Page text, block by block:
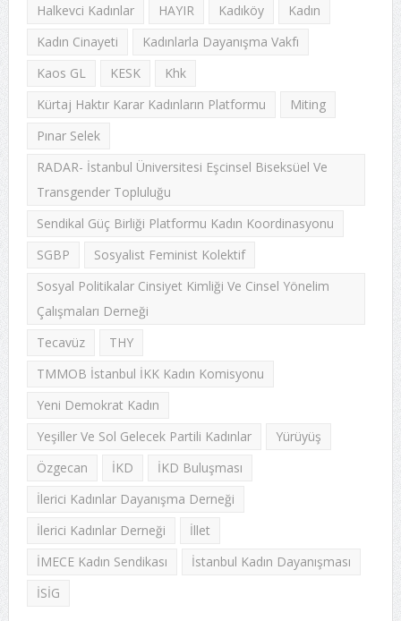
Halkevci Kadınlar
HAYIR Kadıköy
Kadın
Kadın Cinayeti
Kadınlarla Dayanışma Vakfı
Kaos GL
KESK
Khk
Kürtaj Haktır Karar Kadınların Platformu
Miting
Pınar Selek
RADAR- İstanbul Üniversitesi Eşcinsel Biseksüel Ve
Transgender Topluluğu
Sendikal Güç Birliği Platformu Kadın Koordinasyonu
SGBP
Sosyalist Feminist Kolektif
Sosyal Politikalar Cinsiyet Kimliği Ve Cinsel Yönelim
Çalışmaları Derneği
Tecavüz
THY
TMMOB İstanbul İKK Kadın Komisyonu
Yeni Demokrat Kadın
Yeşiller Ve Sol Gelecek Partili Kadınlar
Yürüyüş
Özgecan
İKD
İKD Buluşması
İlerici Kadınlar Dayanışma Derneği
İlerici Kadınlar Derneği
İllet
İMECE Kadın Sendikası
İstanbul Kadın Dayanışması
İSİG